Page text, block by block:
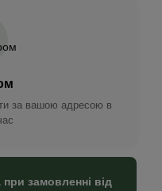
за вашою адресою в
замовленні від